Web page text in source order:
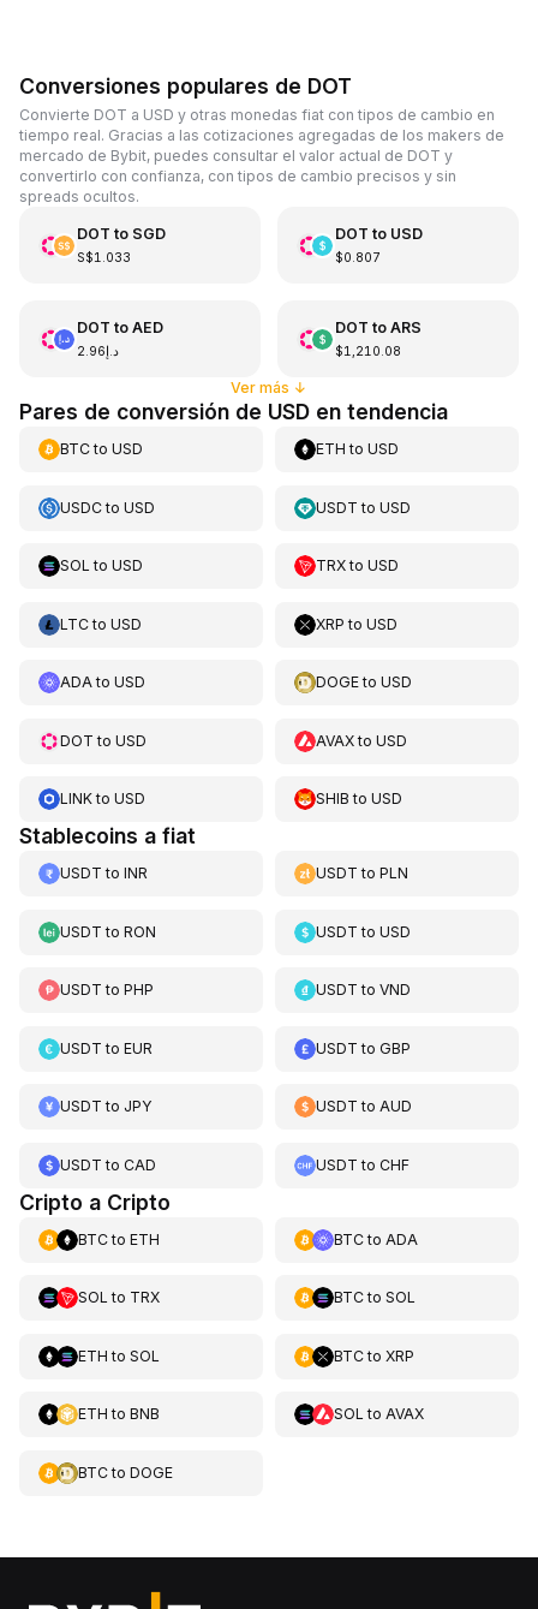
Conversiones populares de DOT
Convierte DOT a USD y otras monedas fiat con tipos de cambio en
tiempo real. Gracias a las cotizaciones agregadas de los makers de
mercado de Bybit, puedes consultar el valor actual de DOT y
convertirlo con confianza, con tipos de cambio precisos y sin
spreads ocultos.
DOT to SGD
S$1.033
DOT to USD
$0.807
DOT to AED
د.إ2.96
DOT to ARS
$1,210.08
Ver más ↓
Pares de conversión de USD en tendencia
BTCto USD ETH toUSD
USDCto USD USDT toUSD
SOL to USD TRXtoUSD
LTCto USD XRP toUSD
ADAto USD DOGEtoUSD
DOT to USD AVAXtoUSD
LINKto USD SHIB toUSD
Stablecoins a fiat
USDT to INR USDT toPLN
USDT to RON USDT toUSD
USDT to PHP USDT toVND
USDT to EUR USDT toGBP
USDT to JPY USDT toAUD
USDT to CAD USDT toCHF
Cripto a Cripto
BTCto ETH BTCto ADA
SOL to TRX BTCto SOL
ETH to SOL BTCto XRP
ETH to BNB SOL to AVAX
BTCto DOGE